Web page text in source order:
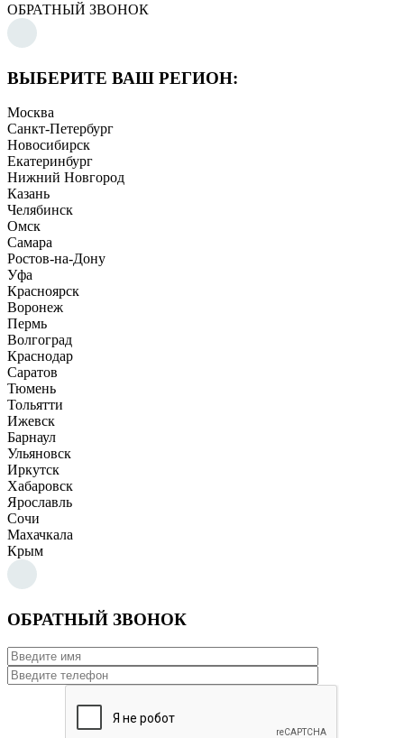
ОБРАТНЫЙ ЗВОНОК
ВЫБЕРИТЕ ВАШ РЕГИОН:
Москва
Санкт-Петербург
Новосибирск
Екатеринбург
Нижний Новгород
Казань
Челябинск
Омск
Самара
Ростов-на-Дону
Уфа
Красноярск
Воронеж
Пермь
Волгоград
Краснодар
Саратов
Тюмень
Тольятти
Ижевск
Барнаул
Ульяновск
Иркутск
Хабаровск
Ярославль
Сочи
Махачкала
Крым
ОБРАТНЫЙ ЗВОНОК